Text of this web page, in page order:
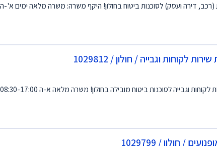
לסוכנות ביטוח בחולון! היקף משרה: משרה מלאה ימים א'-ה' 08:30-17:00 +שישי זמינות טלפונית. כחלק מהתפקיד ליווי וטיפול
לקוחות וגבייה / חולון / 1029812
ביטוח מובילה בחולון! משרה מלאה א-ה 08:30-17:00 + פעמים בחודש עובדים עד 18:00. שישי לסירוגין 08:00-12:30 במסגרת ה...
/ חולון / 1029799